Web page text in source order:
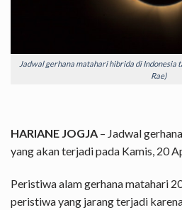
Jadwal gerhana matahari hibrida di Indonesia
Rae)
HARIANE JOGJA – Jadwal
yang akan terjadi pada Kamis, 20
Peristiwa alam gerhana matahari
peristiwa yang jarang terjadi